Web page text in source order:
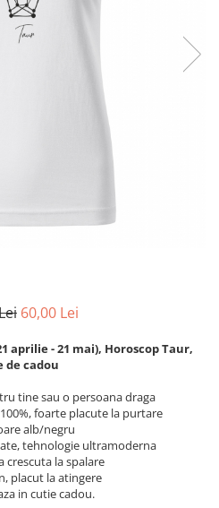
60,00 Lei
aprilie - 21 mai), Horoscop Taur,
de cadou
tine sau o persoana draga
foarte placute la purtare
alb/negru
tehnologie ultramoderna
crescuta la spalare
placut la atingere
in cutie cadou.